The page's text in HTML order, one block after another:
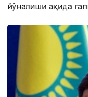
йўналиши ҳақида